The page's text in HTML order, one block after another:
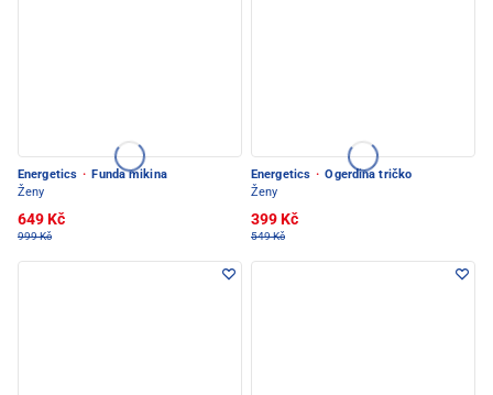
Energetics · Funda mikina
Ženy
649 Kč
999 Kč
Energetics · Ogerdina tričko
Ženy
399 Kč
549 Kč